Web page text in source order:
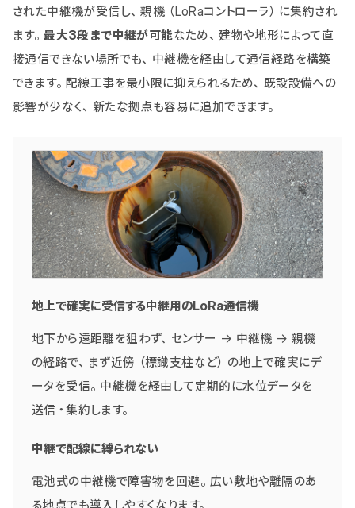
された中継機が受信し、親機（LoRaコントローラ）に集約され
ます。最大3段まで中継が可能なため、建物や地形によって直
接通信できない場所でも、中継機を経由して通信経路を構築
できます。配線工事を最小限に抑えられるため、既設設備への
影響が少なく、新たな拠点も容易に追加できます。
地上で確実に受信する中継用のLoRa通信機
地下から遠距離を狙わず、センサー → 中継機 → 親機
の経路で、まず近傍（標識支柱など）の地上で確実にデ
ータを受信。中継機を経由して定期的に水位データを
送信・集約します。
中継で配線に縛られない
電池式の中継機で障害物を回避。広い敷地や離隔のあ
る地点でも導入しやすくなります。